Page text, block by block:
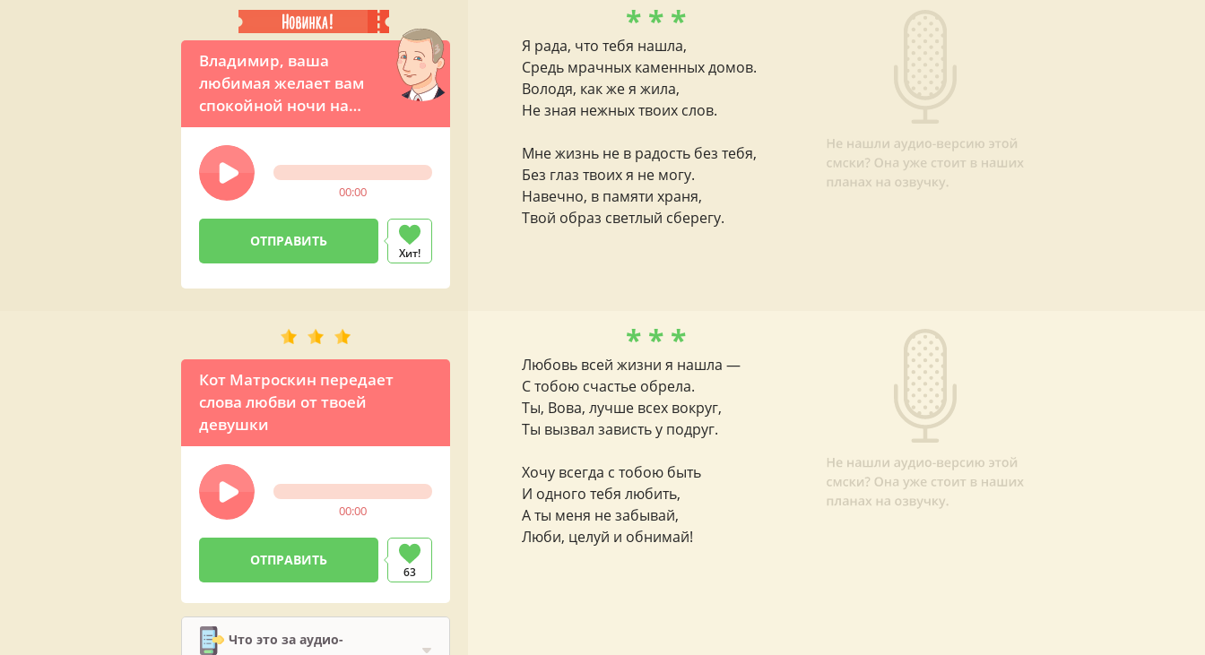
Владимир, ваша
любимая желает вам
спокойной ночи на
самом высоком уровне! -
неожиданный звонок на
ночь от президента
Путина
00:00
Хит!
* * *
Я рада, что тебя нашла,
Средь мрачных каменных домов.
Володя, как же я жила,
Не зная нежных твоих слов.
Мне жизнь не в радость без тебя,
Без глаз твоих я не могу.
Навечно, в памяти храня,
Твой образ светлый сберегу.
Кот Матроскин передает
слова любви от твоей
девушки
00:00
63
Что это за аудио-
* * *
Любовь всей жизни я нашла —
С тобою счастье обрела.
Ты, Вова, лучше всех вокруг,
Ты вызвал зависть у подруг.
Хочу всегда с тобою быть
И одного тебя любить,
А ты меня не забывай,
Люби, целуй и обнимай!